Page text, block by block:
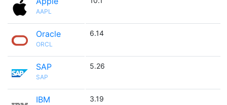
AAPL
Oracle
ORCL
6.14
SAP
SAP
5.26
IBM 3.19